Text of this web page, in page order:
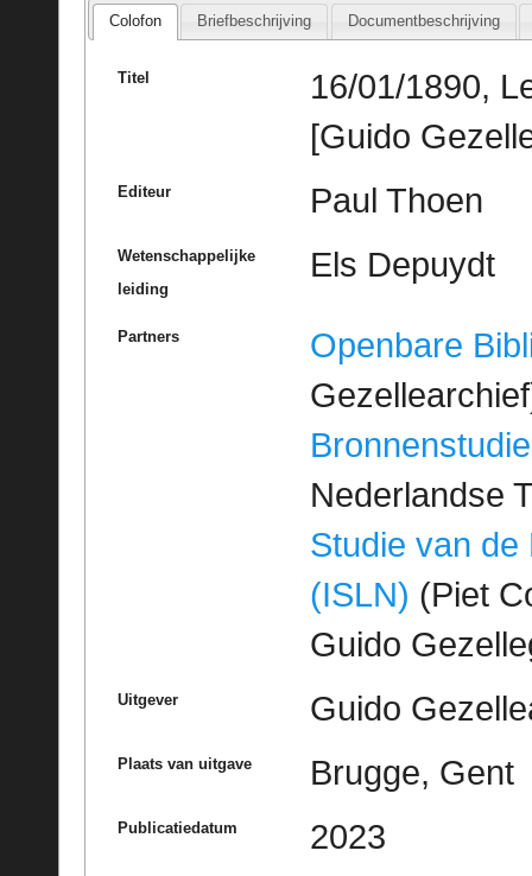
Colofon Briefbeschrijving Documentbeschrijving
Titel
16/01/1890,
[Guido
Editeur Paul Thoen
Wetenschappelijke
leiding
Els Depuydt
Partners
Openbare
Bronnenstudie
Nederlandse
Studie van de
(ISLN) (Piet
Guido
Uitgever Guido
Plaats van uitgave Brugge, Gent
Publicatiedatum 2023